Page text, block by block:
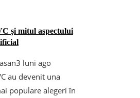
și mitul aspectului
3 luni ago
au devenit una
populare alegeri în